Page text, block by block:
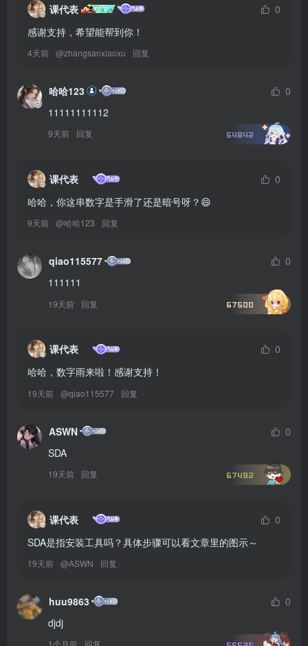
课代表
0
感谢支持，希望能帮到你！
4天前 @zhangsanxiaoxu 回复
哈哈123
0
11111111112
9天前 回复 54842
课代表
0
哈哈，你这串数字是手滑了还是暗号呀？😄
9天前 @哈哈123 回复
qiao115577
0
111111
19天前 回复 67500
课代表
0
哈哈，数字雨来啦！感谢支持！
19天前 @qiao115577 回复
ASWN
0
SDA
19天前 回复 67492
课代表
0
SDA是指安装工具吗？具体步骤可以看文章里的图示～
19天前 @ASWN 回复
huu9863
0
djdj